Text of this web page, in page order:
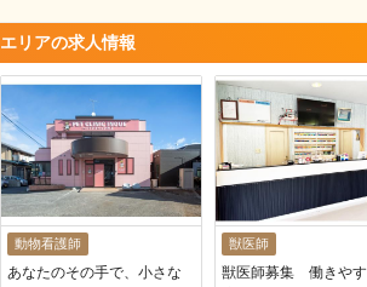
エリアの求人情報
動物看護師
あなたのその手で、小さな
獣医師
獣医師募集 働きや